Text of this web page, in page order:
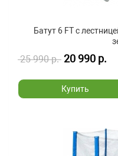
Батут 6 FT с
25 990 р. 20 990 р.
Купить